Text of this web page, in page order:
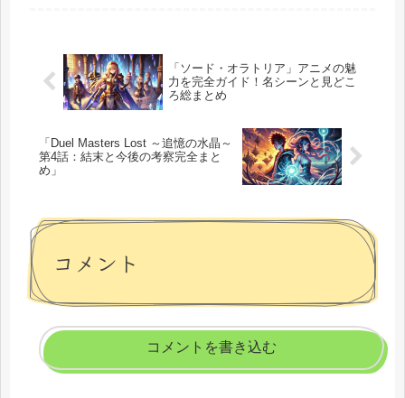
「ソード・オラトリア」アニメの魅
力を完全ガイド！名シーンと見どこ
ろ総まとめ
「Duel Masters Lost ～追憶の水晶～
第4話：結末と今後の考察完全まと
め」
コメント
コメントを書き込む